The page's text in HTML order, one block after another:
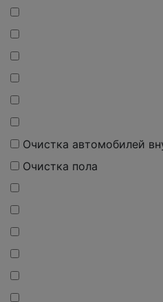
Очистка автомобилей
Очистка пола